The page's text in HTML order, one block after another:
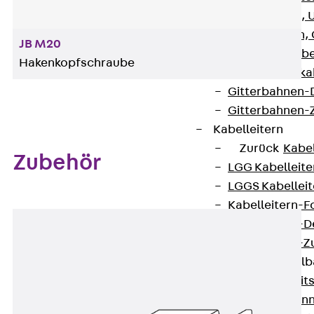
G Gitterbahn,
GI
GTD
GTDW
Gitterbahnen-
Gitterbahnen-
Kabelleitern
Zurück
LGG
LGGS
Kabelleitern-
Kabelleitern-
Kabelleitern-
WPL
JB M20
Hakenkopfschraube
Zubehör